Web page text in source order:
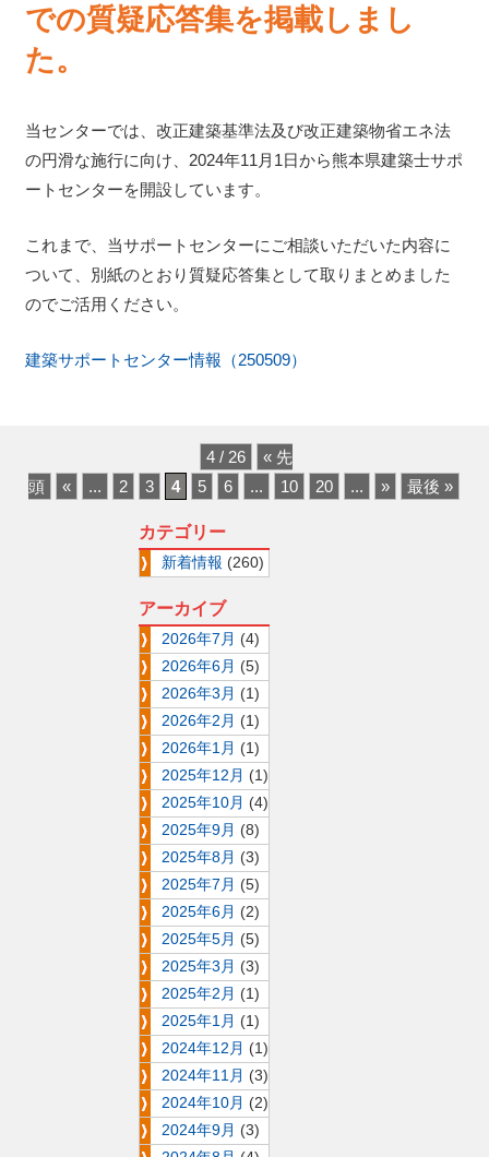
での質疑応答集を掲載しまし
た。
当センターでは、改正建築基準法及び改正建築物省エネ法
の円滑な施行に向け、2024年11月1日から熊本県建築士サポ
ートセンターを開設しています。
これまで、当サポートセンターにご相談いただいた内容に
ついて、別紙のとおり質疑応答集として取りまとめました
のでご活用ください。
建築サポートセンター情報（250509）
4 / 26
« 先
頭
« ... 2 3 4 5 6 ... 10 20 ... » 最後 »
カテゴリー
新着情報 (260)
アーカイブ
2026年7月 (4)
2026年6月 (5)
2026年3月 (1)
2026年2月 (1)
2026年1月 (1)
2025年12月 (1)
2025年10月 (4)
2025年9月 (8)
2025年8月 (3)
2025年7月 (5)
2025年6月 (2)
2025年5月 (5)
2025年3月 (3)
2025年2月 (1)
2025年1月 (1)
2024年12月 (1)
2024年11月 (3)
2024年10月 (2)
2024年9月 (3)